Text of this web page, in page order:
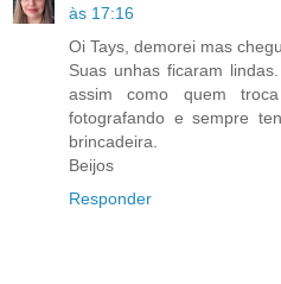
às 17:16
Oi Tays, demorei mas
Suas unhas ficaram
assim como quem
fotografando e sempre
brincadeira.
Beijos
Responder